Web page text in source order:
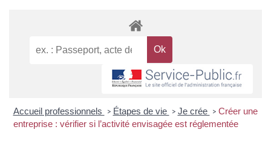
Accueil professionnels > Étapes de vie > Je crée > Créer une
entreprise : vérifier si l’activité envisagée est réglementée